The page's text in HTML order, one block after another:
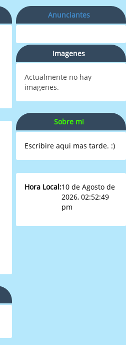
Anunciantes
Imagenes
Actualmente no hay
imagenes.
Sobre mi
Escribire aqui mas tarde. :)
Hora Local:10 de Agosto de
2026, 02:52:49
pm